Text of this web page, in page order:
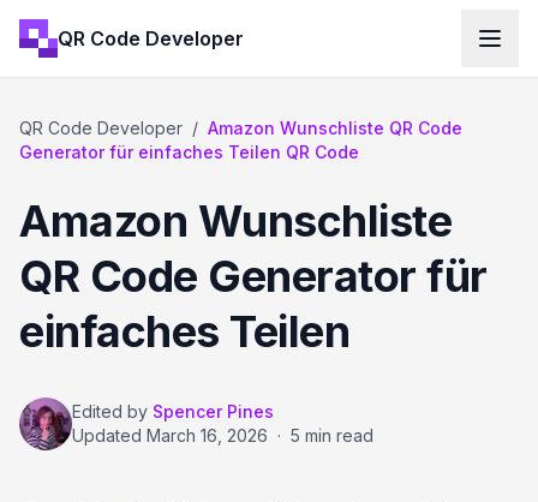
QR Code Developer
QR Code Developer / Amazon Wunschliste QR Code
Generator für einfaches Teilen QR Code
Amazon Wunschliste
QR Code Generator für
einfaches Teilen
Edited by Spencer Pines
Updated March 16, 2026 · 5 min read